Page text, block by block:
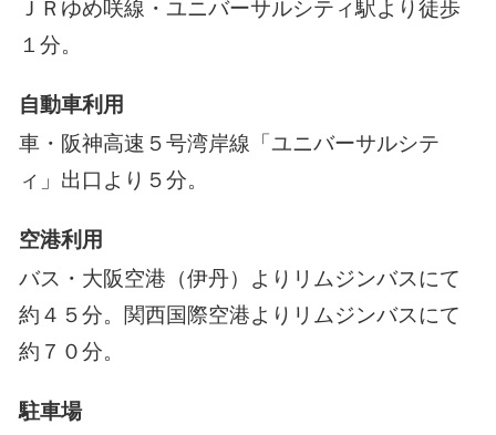
ＪＲゆめ咲線・ユニバーサルシティ駅より徒歩
１分。
自動車利用
車・阪神高速５号湾岸線「ユニバーサルシテ
ィ」出口より５分。
空港利用
バス・大阪空港（伊丹）よりリムジンバスにて
約４５分。関西国際空港よりリムジンバスにて
約７０分。
駐車場